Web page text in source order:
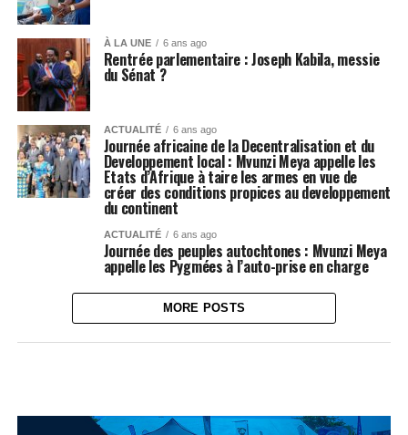
À LA UNE 6 ans ago
Rentrée parlementaire : Joseph Kabila, messie
du Sénat ?
ACTUALITÉ 6 ans ago
Journée africaine de la Decentralisation et du
Developpement local : Mvunzi Meya appelle les
Etats d’Afrique à taire les armes en vue de
créer des conditions propices au developpement
du continent
ACTUALITÉ 6 ans ago
Journée des peuples autochtones : Mvunzi Meya
appelle les Pygmées à l’auto-prise en charge
MORE POSTS